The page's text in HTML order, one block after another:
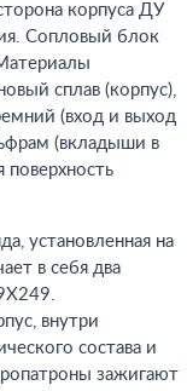
корпуса ДУ
Сопловый блок
сплав (корпус),
(вход и выход
(вкладыши в
поверхность
установленная на
в себя два
внутри
состава и
зажигают